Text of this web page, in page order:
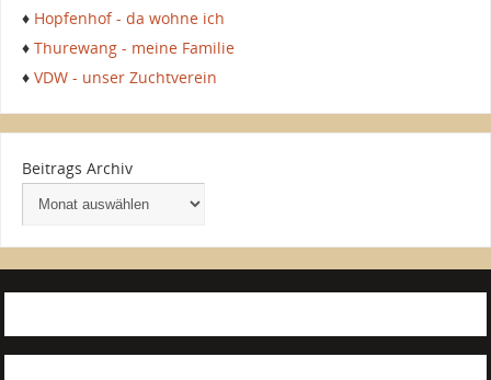
♦ Hopfenhof - da wohne ich
♦ Thurewang - meine Familie
♦ VDW - unser Zuchtverein
Beitrags Archiv